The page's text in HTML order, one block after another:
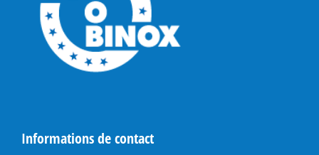
Informations de contact